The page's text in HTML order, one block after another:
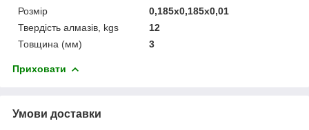
Розмір
0,185x0,185x0,01
Твердість алмазів, kgs
12
Товщина (мм)
3
Приховати
Умови доставки